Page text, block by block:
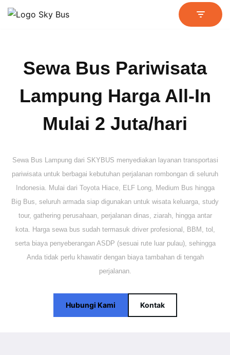
Sewa Bus Pariwisata
Lampung Harga All-In
Mulai 2 Juta/hari
Sewa Bus Lampung dari SKYBUS menyediakan layanan transportasi
pariwisata untuk berbagai kebutuhan perjalanan rombongan di seluruh
Indonesia. Mulai dari Toyota Hiace, ELF Long, Medium Bus hingga
Big Bus, seluruh armada siap digunakan untuk wisata keluarga, study
tour, gathering perusahaan, perjalanan dinas, ziarah, hingga antar
kota. Harga sewa bus sudah termasuk driver profesional, BBM, tol,
serta biaya penyeberangan ASDP (sesuai rute luar pulau), sehingga
Anda tidak perlu khawatir dengan biaya tambahan di tengah
perjalanan.
Hubungi Kami Kontak